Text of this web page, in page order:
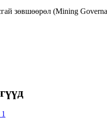
зөвшөөрөл (Mining
1